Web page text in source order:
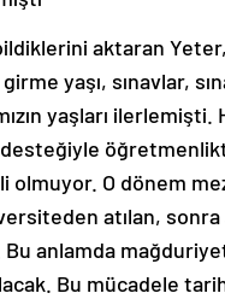
aktaran
yaşı, sınavlar,
yaşları
olmuyor. O dönem
atılan,
anlamda
Bu mücadele